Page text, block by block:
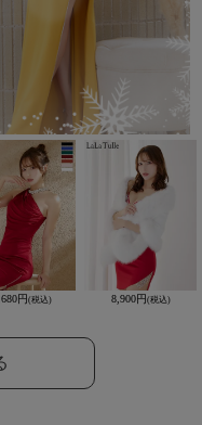
円(税込) 8,900円(税込)